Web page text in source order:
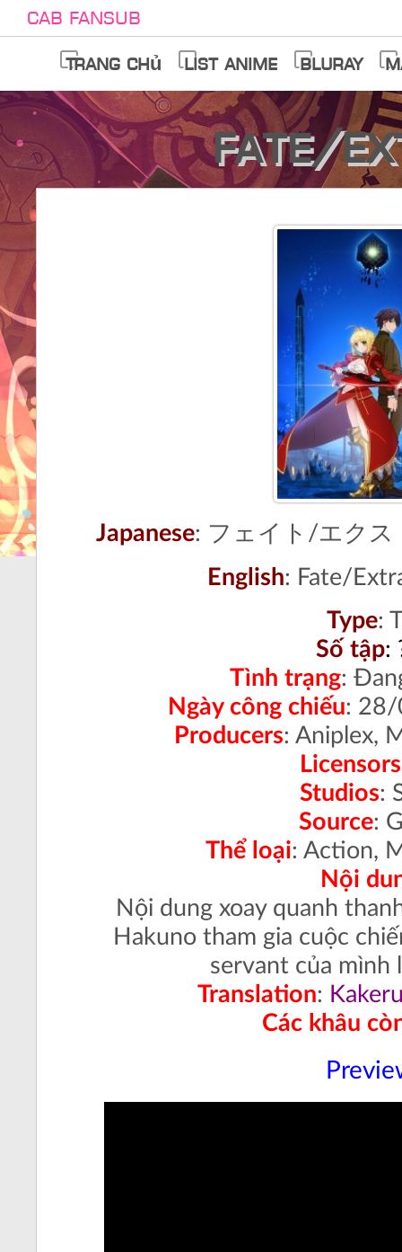
Cab Fansub
Trang chủ List anime Bluray
Fate/
Japanese: フェイト/エクス
English: Fate/
Type:
Số tập:
Tình trạng:
Ngày công chiếu: 28/
Producers: Aniplex,
Licensors
Studios:
Source:
Thể loại: Action,
Nội
Nội dung xoay quanh
Hakuno tham gia cuộc
servant của mình
Translation:
Các khâu